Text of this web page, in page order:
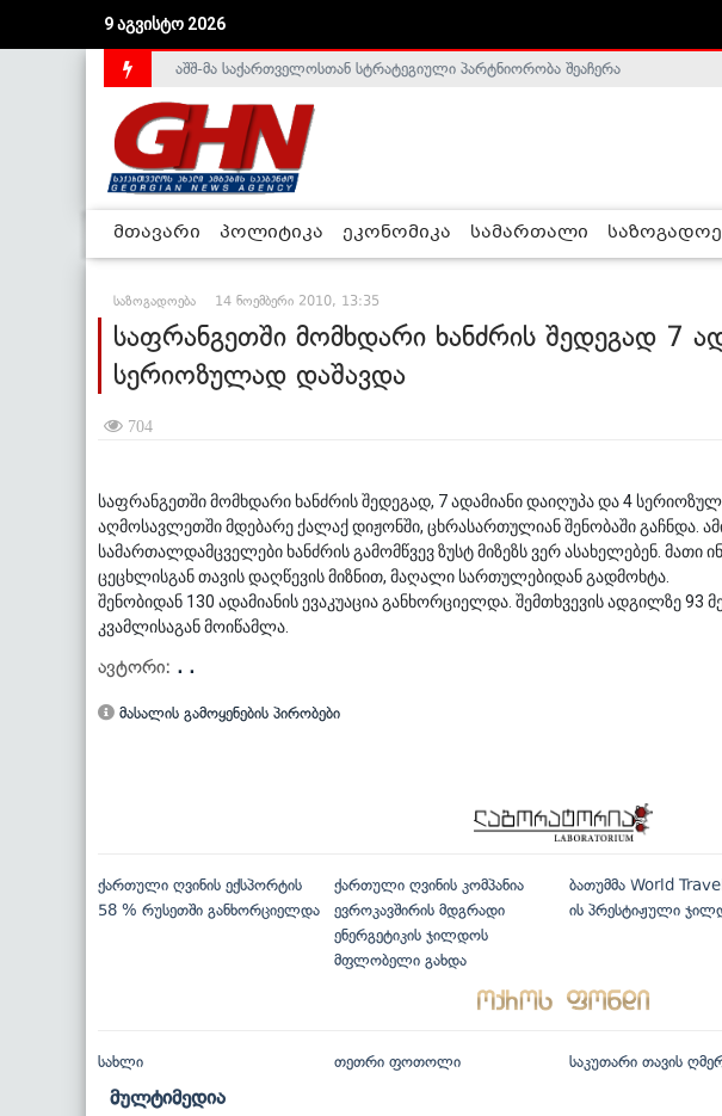
9 აგვისტო 2026
საქართველოს დე-ფაქტო მთავრობა არალეგიტიმურია - ჰელსინკის კომისია
აშშ-მა საქართველოსთან სტრატეგიული პარტნიორობა შეაჩერა
მთავარი პოლიტიკა ეკონომიკა სამართალი
საზოგადოება 14 ნოემბერი 2010, 13:35
საფრანგეთში მომხდარი ხანძრის შედეგად 7
სერიოზულად დაშავდა
704
საფრანგეთში მომხდარი ხანძრის შედეგად, 7 ადამიანი დაიღუპა და 4
აღმოსავლეთში მდებარე ქალაქ დიჟონში, ცხრასართულიან შენობაში გაჩნდა. ამის
სამართალდამცველები ხანძრის გამომწვევ ზუსტ მიზეზს ვერ ასახელებენ. მათი
ცეცხლისგან თავის დაღწევის მიზნით, მაღალი სართულებიდან გადმოხტა.
შენობიდან 130 ადამიანის ევაკუაცია განხორციელდა. შემთხვევის ადგილზე 93
კვამლისაგან მოიწამლა.
ავტორი: . .
მასალის გამოყენების პირობები
ქართული ღვინის ექსპორტის
58 % რუსეთში განხორციელდა
ქართული ღვინის კომპანია
ევროკავშირის მდგრადი
ენერგეტიკის ჯილდოს
მფლობელი გახდა
ბათუმმა World
ის პრესტიჟული
სახლი თეთრი ფოთოლი საკუთარი თავის
მულტიმედია